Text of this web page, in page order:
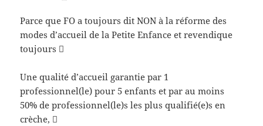
Parce que FO a toujours dit NON à la réforme des
modes d’accueil de la Petite Enfance et revendique
toujours 
Une qualité d’accueil garantie par 1
professionnel(le) pour 5 enfants et par au moins
50% de professionnel(le)s les plus qualifié(e)s en
crèche, 